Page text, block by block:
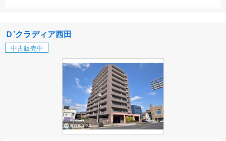
Ｄ’クラディア西田
中古販売中